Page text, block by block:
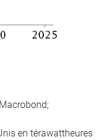
en térawattheures